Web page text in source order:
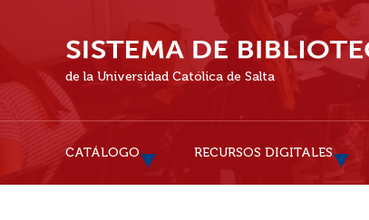
de la Universidad Católica de Salta
CATÁLOGO RECURSOS DIGITALES